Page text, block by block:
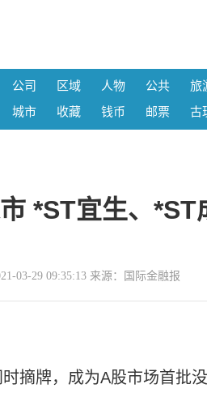
公司 区域 人物 公共
旅
城市 收藏 钱币 邮票 古
*ST宜生、*ST
03-29 09:35:13 来源：国际金融报
摘牌，成为A股市场首批